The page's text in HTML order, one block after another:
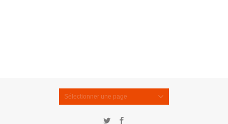
Sélectionner une page
Twitter